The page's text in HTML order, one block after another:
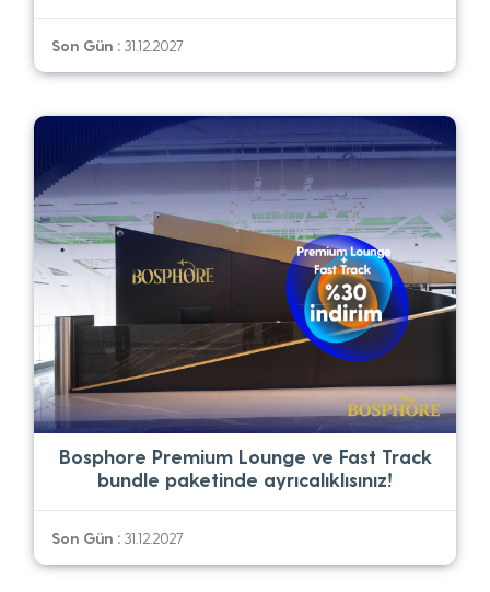
Son Gün : 31.12.2027
Bosphore Premium Lounge ve Fast Track
bundle paketinde ayrıcalıklısınız!
Son Gün : 31.12.2027